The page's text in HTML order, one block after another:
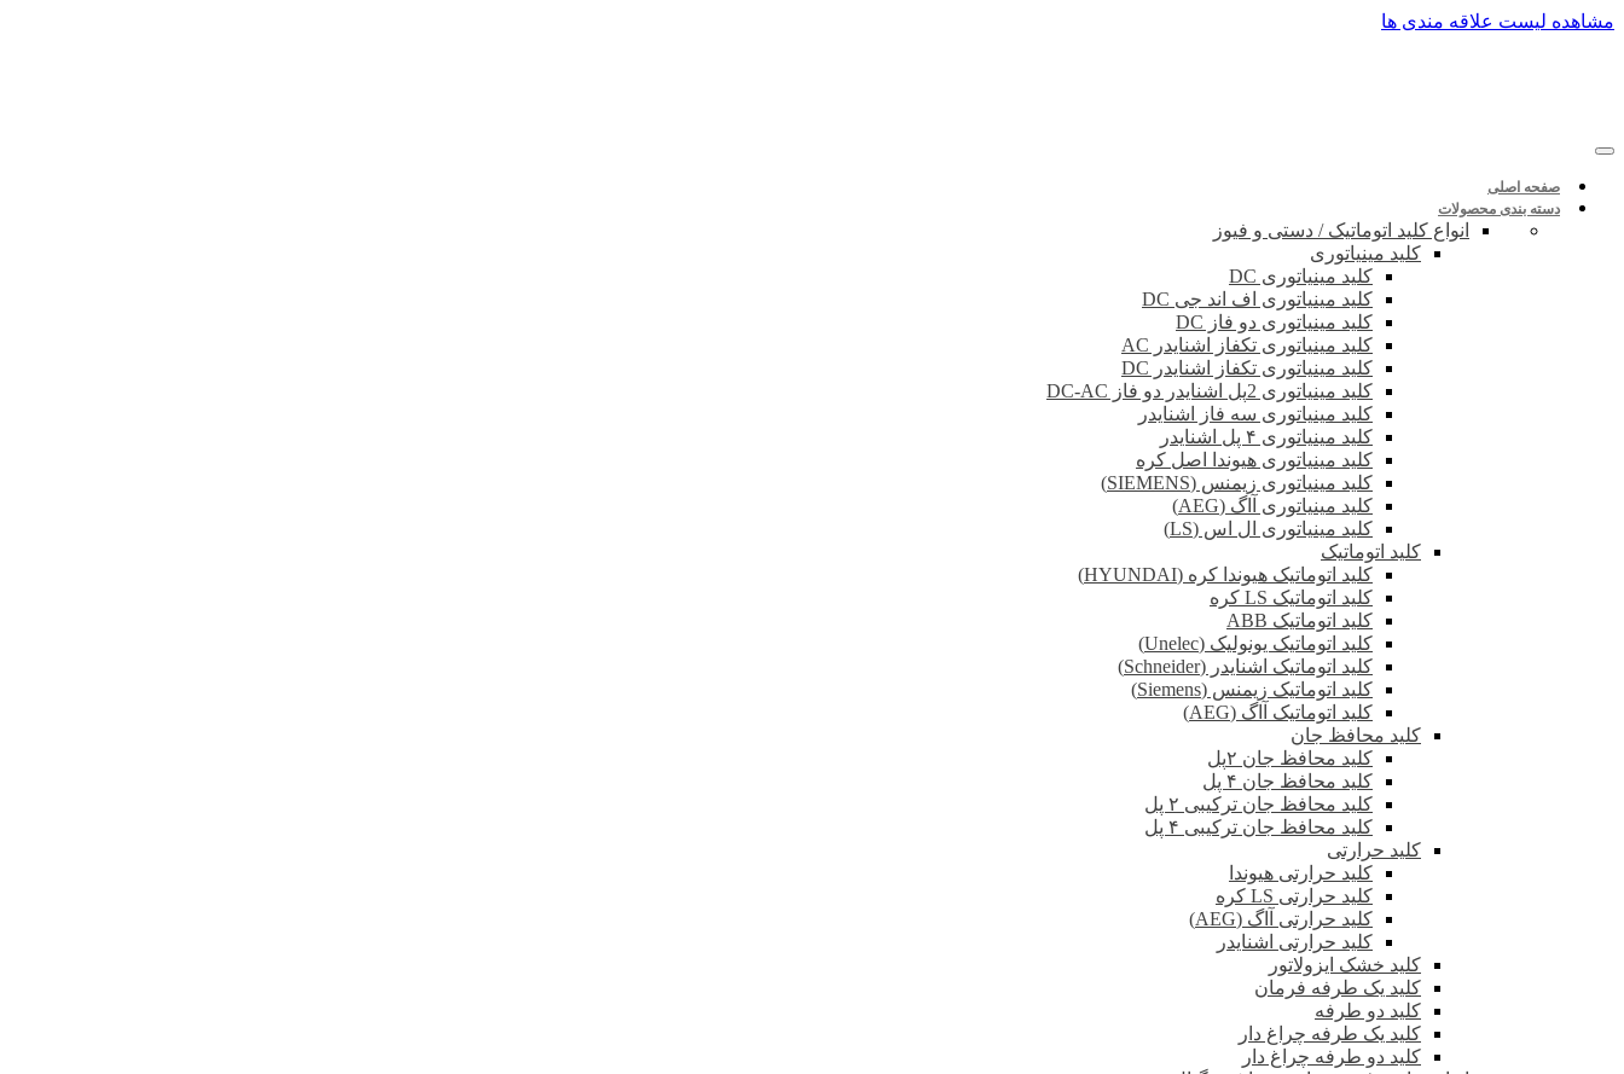
پرش
مشاهده لیست علاقه مندی ها
صفحه اصلی
دسته بندی محصولات
انواع کلید اتوماتیک / دستی و فیوز
کلید مینیاتوری
کلید مینیاتوری DC
کلید مینیاتوری اف اند جی DC
کلید مینیاتوری دو فاز DC
کلید مینیاتوری تکفاز اشنایدر AC
کلید مینیاتوری تکفاز اشنایدر DC
کلید مینیاتوری 2پل اشنایدر دو فاز DC-AC
کلید مینیاتوری سه فاز اشنایدر
کلید مینیاتوری ۴ پل اشنایدر
کلید مینیاتوری هیوندا اصل کره
کلید مینیاتوری زیمنس (SIEMENS)
کلید مینیاتوری آاگ (AEG)
کلید مینیاتوری ال اس (LS)
کلید اتوماتیک
کلید اتوماتیک هیوندا کره (HYUNDAI)
کلید اتوماتیک LS کره
کلید اتوماتیک ABB
کلید اتوماتیک یونولیک (Unelec)
کلید اتوماتیک اشنایدر (Schneider)
کلید اتوماتیک زیمنس (Siemens)
کلید اتوماتیک آاگ (AEG)
کلید محافظ جان
کلید محافظ جان ۲پل
کلید محافظ جان ۴ پل
کلید محافظ جان ترکیبی ۲ پل
کلید محافظ جان ترکیبی ۴ پل
کلید حرارتی
کلید حرارتی هیوندا
کلید حرارتی LS کره
کلید حرارتی آاگ (AEG)
کلید حرارتی اشنایدر
کلید خشک ایزولاتور
کلید یک طرفه فرمان
کلید دو طرفه
کلید یک طرفه چراغ دار
کلید دو طرفه چراغ دار